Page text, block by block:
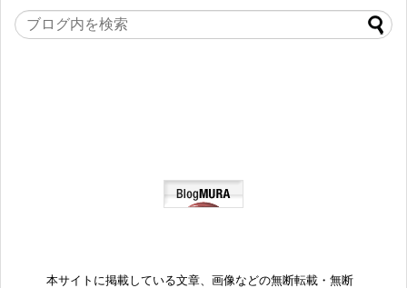
本サイトに掲載している文章、画像などの無断転載・無断